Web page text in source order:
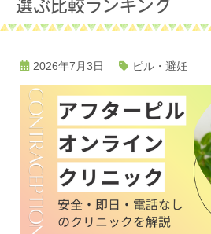
選ぶ比較ランキング
2026年7月3日 ピル・避妊